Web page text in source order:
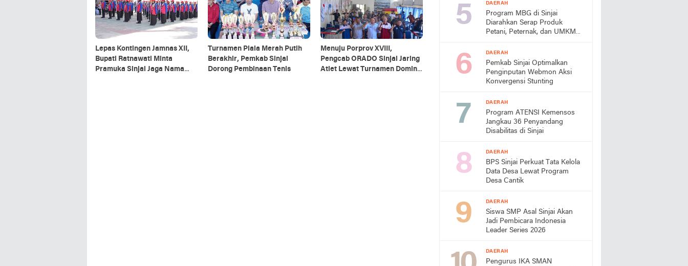
Lepas Kontingen Jamnas XII,
Bupati Ratnawati Minta
Pramuka Sinjai Jaga Nama
Turnamen Piala Merah Putih
Berakhir, Pemkab Sinjai
Dorong Pembinaan Tenis
Menuju Porprov XVIII,
Pengcab ORADO Sinjai Jaring
Atlet Lewat Turnamen Domino
DAERAH
Program MBG di Sinjai
Diarahkan Serap Produk
Petani, Peternak, dan UMKM
DAERAH
Pemkab Sinjai Optimalkan
Penginputan Webmon Aksi
Konvergensi Stunting
DAERAH
Program ATENSI Kemensos
Jangkau 36 Penyandang
Disabilitas di Sinjai
DAERAH
BPS Sinjai Perkuat Tata Kelola
Data Desa Lewat Program
Desa Cantik
DAERAH
Siswa SMP Asal Sinjai Akan
Jadi Pembicara Indonesia
Leader Series 2026
DAERAH
Pengurus IKA SMAN